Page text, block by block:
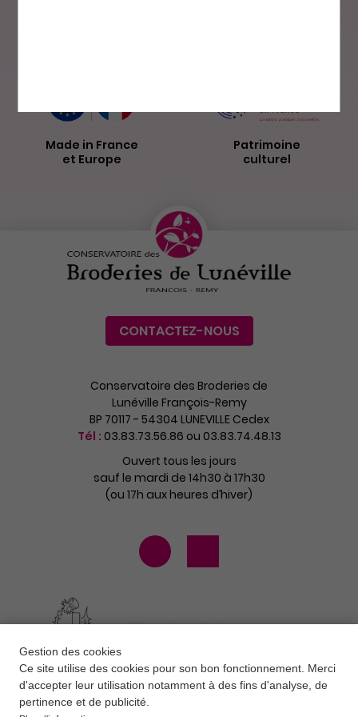
Gestion des cookies
Ce site utilise des cookies pour son bon fonctionnement. Merci
d'accepter leur utilisation notamment à des fins d'analyse, de
pertinence et de publicité.
Made in France
et Europe
Patrimoine
culturel
CONTACTEZ-NOUS
Conservatoire des Broderies de
Lunéville François-Remy
BP 70117 - 54304 LUNEVILLE Cedex
Tél : 03.83.73.56.86 ou 03.83.74.48.13
Ouvert tous les jours
sauf le mardi de 14h30 à 17h30
(ou 17h aux heures d’hiver)